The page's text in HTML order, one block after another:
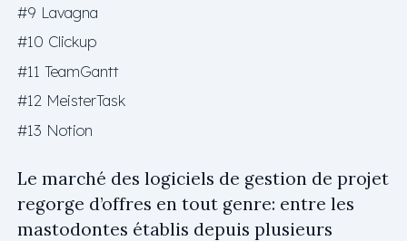
#9 Lavagna
#10 Clickup
#11 TeamGantt
#12 MeisterTask
#13 Notion
Le marché des logiciels de gestion de projet
regorge d’offres en tout genre: entre les
mastodontes établis depuis plusieurs